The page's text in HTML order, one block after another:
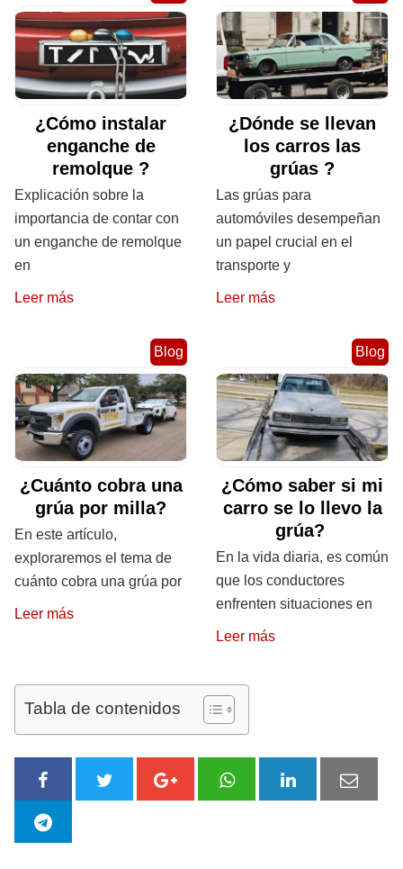
¿Cómo instalar
enganche de
remolque ?
Explicación sobre la
importancia de contar con
un enganche de remolque
en
Leer más
¿Dónde se llevan
los carros las
grúas ?
Las grúas para
automóviles desempeñan
un papel crucial en el
transporte y
Leer más
Blog
¿Cuánto cobra una
grúa por milla?
En este artículo,
exploraremos el tema de
cuánto cobra una grúa por
Leer más
Blog
¿Cómo saber si mi
carro se lo llevo la
grúa?
En la vida diaria, es común
que los conductores
enfrenten situaciones en
Leer más
Tabla de contenidos